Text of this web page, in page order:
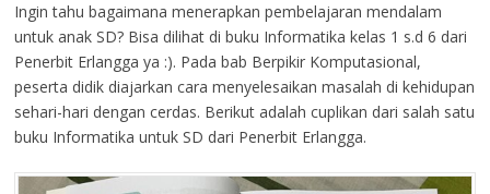
Ingin tahu bagaimana menerapkan pembelajaran mendalam
untuk anak SD? Bisa dilihat di buku Informatika kelas 1 s.d 6 dari
Penerbit Erlangga ya :). Pada bab Berpikir Komputasional,
peserta didik diajarkan cara menyelesaikan masalah di kehidupan
sehari-hari dengan cerdas. Berikut adalah cuplikan dari salah satu
buku Informatika untuk SD dari Penerbit Erlangga.